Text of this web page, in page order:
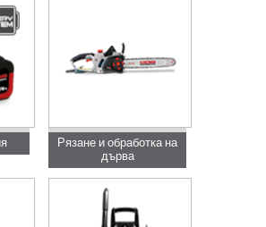
Рязане и обработка на
дърва